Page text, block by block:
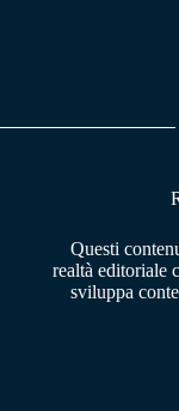
pp m
Questi
realtà editoriale
sviluppa